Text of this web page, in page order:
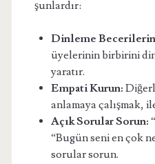
şunlardır:
Dinleme
üyelerinin birbirini
yaratır.
Empati Kurun:
anlamaya çalışmak,
Açık Sorular Sorun:
“Bugün seni en çok
sorular sorun.